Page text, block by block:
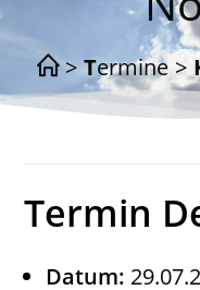
> Termine >
Termin
Datum: